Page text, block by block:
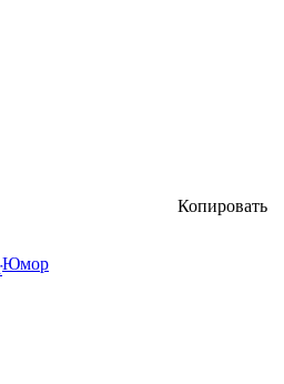
Копировать
Юмор